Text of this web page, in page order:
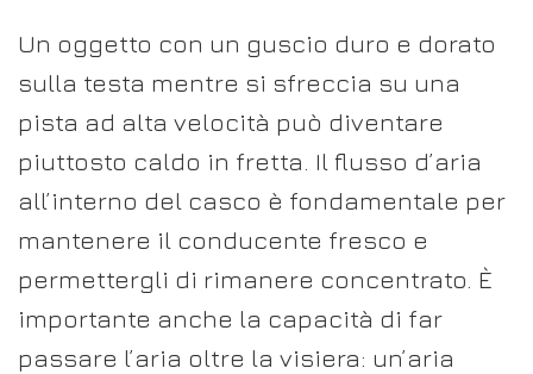
Un oggetto con un guscio duro e dorato
sulla testa mentre si sfreccia su una
pista ad alta velocità può diventare
piuttosto caldo in fretta. Il flusso d’aria
all’interno del casco è fondamentale per
mantenere il conducente fresco e
permettergli di rimanere concentrato. È
importante anche la capacità di far
passare l’aria oltre la visiera: un’aria